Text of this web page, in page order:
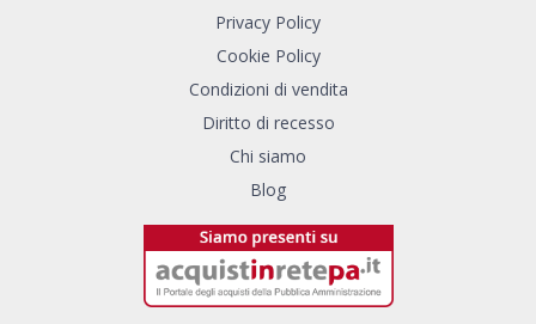
Privacy Policy
Cookie Policy
Condizioni di vendita
Diritto di recesso
Chi siamo
Blog